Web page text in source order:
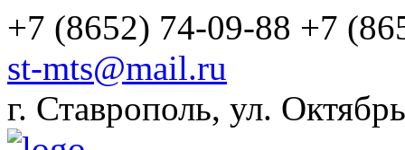
+7 (8652) 74-09-88 +7
st-mts@mail.ru
г. Ставрополь, ул.